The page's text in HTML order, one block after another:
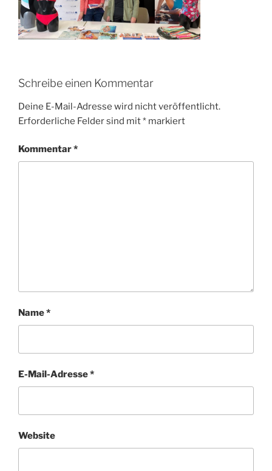
Schreibe einen Kommentar
Deine E-Mail-Adresse wird nicht veröffentlicht.
Erforderliche Felder sind mit* markiert
Kommentar*
Name*
E-Mail-Adresse*
Website